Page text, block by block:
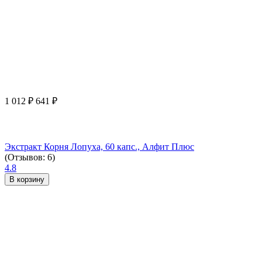
1 012 ₽ 641 ₽
Экстракт Корня Лопуха, 60 капс., Алфит Плюс
(Отзывов: 6)
4.8
В корзину